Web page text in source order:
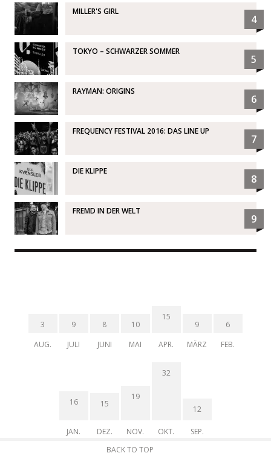
MILLER'S GIRL
4
TOKYO – SCHWARZER SOMMER
5
RAYMAN: ORIGINS
6
FREQUENCY FESTIVAL 2016: DAS LINE UP
7
DIE KLIPPE
8
FREMD IN DER WELT
9
3
AUG.
9
JULI
8
JUNI
10
MAI
15
APR.
9
MÄRZ
6
FEB.
16
JAN.
15
DEZ.
19
NOV.
32
OKT.
12
SEP.
BACK TO TOP